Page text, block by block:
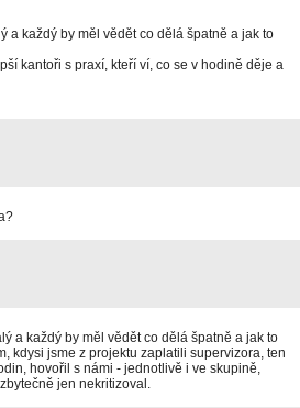
a každý by měl vědět co dělá špatně a jak to
kantoři s praxí, kteří ví, co se v hodině děje a
a každý by měl vědět co dělá špatně a jak to
kdysi jsme z projektu zaplatili supervizora, ten
hovořil s námi - jednotlivě i ve skupině,
jen nekritizoval.